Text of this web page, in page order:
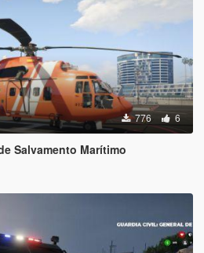
776 6
Salvamento Marítimo